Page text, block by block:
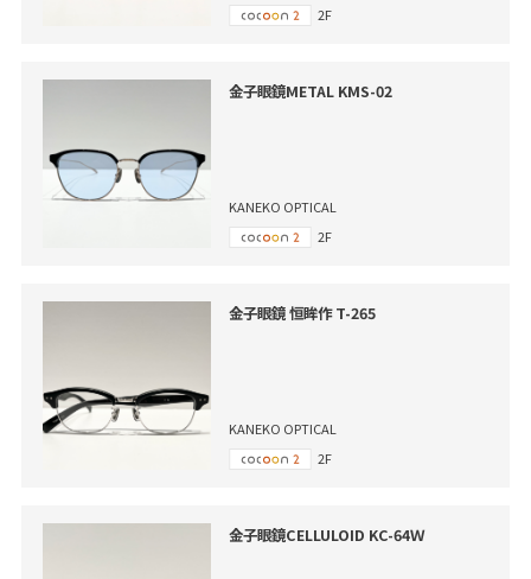
2F
金子眼鏡METAL KMS-02
KANEKO OPTICAL
2F
金子眼鏡 恒眸作 T-265
KANEKO OPTICAL
2F
金子眼鏡CELLULOID KC-64Ｗ